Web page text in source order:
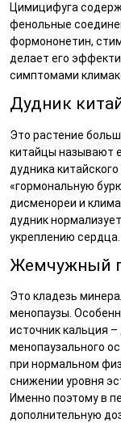
Цимицифуга
фенольные
формононетин,
делает его
симптомами
Дудник
Это растение
китайцы называют
дудника
«гормональную
дисменореи и
дудник
укреплению сердца.
Жемчужный
Это кладезь
менопаузы.
источник кальция
менопаузального
при нормальном
снижении уровня
Именно поэтому в
дополнительную